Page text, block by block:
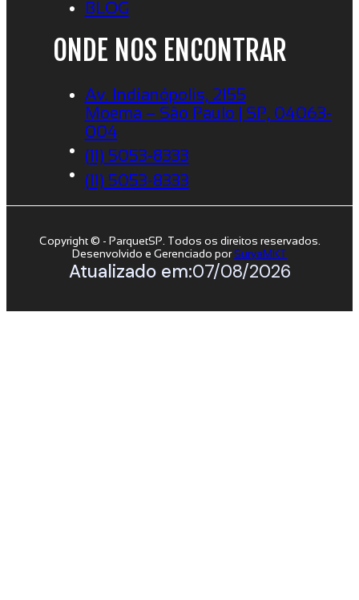
BLOG
ONDE NOS ENCONTRAR
Av. Indianópolis, 2155
Moema – São Paulo | SP, 04063-
004
(11) 5053-8333
(11) 5053-8333
Copyright © - ParquetSP. Todos os direitos reservados.
Desenvolvido e Gerenciado porSuryaMKT
Atualizado em:07/08/2026